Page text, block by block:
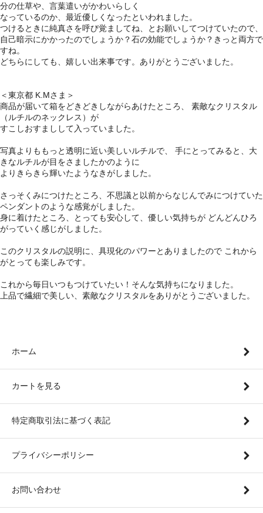
分の仕草や、言葉遣いがかわいらしく
なっているのか、最近優しくなったといわれました。
つけるときに純真さを呼び覚ましてね、とお願いしてつけていたので、
自己暗示にかかったのでしょうか？石の効能でしょうか？きっと両方で
すね。
どちらにしても、嬉しい出来事です。ありがとうございました。
＜東京都 K.Mさま＞
商品が届いて箱をどきどきしながらあけたところ、 素敵なクリスタル
（ルチルのネックレス）が
すこしおすましして入っていました。
写真よりももっと透明に近い美しいルチルで、 手にとってみると、大
きなルチルが目をさましたかのように
よりきらきら輝いたようなきがしました。
さっそくみにつけたところ、不思議と以前からなじんでみにつけていた
ペンダントのような感覚がしました。
身に着けたところ、とっても安心して、優しい気持ちが どんどんひろ
がっていく感じがしました。
このクリスタルの説明に、具現化のパワーとありましたので これから
がとっても楽しみです。
これから毎日いつもつけていたい！そんな気持ちになりました。
上品で繊細で美しい、素敵なクリスタルをありがとうございました。
ホーム
カートを見る
特定商取引法に基づく表記
プライバシーポリシー
お問い合わせ